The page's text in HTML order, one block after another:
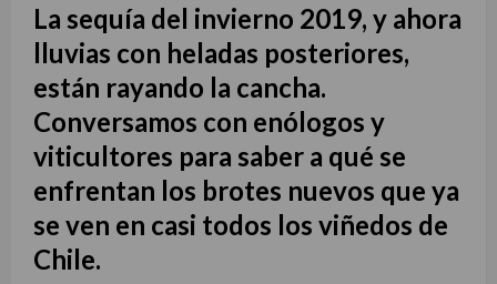
La sequía del invierno 2019, y ahora
lluvias con heladas posteriores,
están rayando la cancha.
Conversamos con enólogos y
viticultores para saber a qué se
enfrentan los brotes nuevos que ya
se ven en casi todos los viñedos de
Chile.